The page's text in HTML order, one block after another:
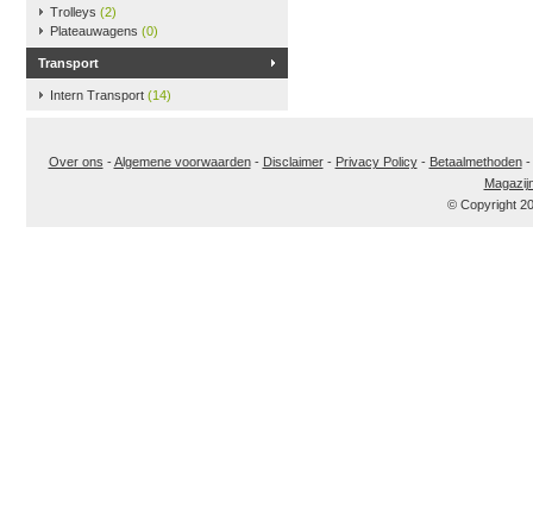
Trolleys (2)
Plateauwagens (0)
Transport
Intern Transport (14)
Over ons -Algemene voorwaarden- Disclaimer- Privacy Policy- Betaalmethoden-
© Copyright